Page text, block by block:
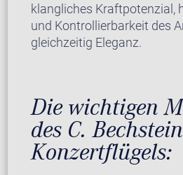
klangliches Kraftpotenzial,
und Kontrollierbarkeit des
gleichzeitig Eleganz.
Die wichtigen
des C. Bechstein
Konzertflügels: